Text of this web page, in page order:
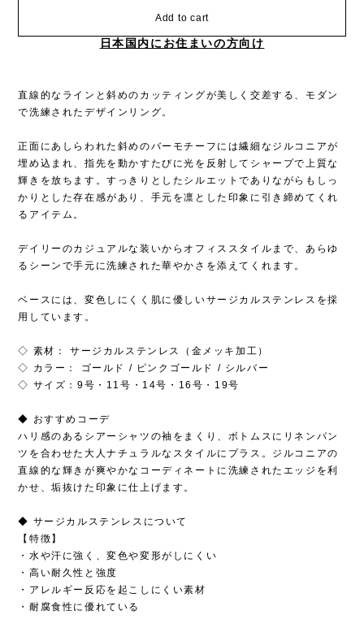
Add to cart
日本国内にお住まいの方向け
直線的なラインと斜めのカッティングが美しく交差する、モダン
で洗練されたデザインリング。
正面にあしらわれた斜めのバーモチーフには繊細なジルコニアが
埋め込まれ、指先を動かすたびに光を反射してシャープで上質な
輝きを放ちます。すっきりとしたシルエットでありながらもしっ
かりとした存在感があり、手元を凛とした印象に引き締めてくれ
るアイテム。
デイリーのカジュアルな装いからオフィススタイルまで、あらゆ
るシーンで手元に洗練された華やかさを添えてくれます。
ベースには、変色しにくく肌に優しいサージカルステンレスを採
用しています。
◇ 素材： サージカルステンレス（金メッキ加工）
◇ カラー： ゴールド / ピンクゴールド / シルバー
◇ サイズ：9号・11号・14号・16号・19号
◆ おすすめコーデ
ハリ感のあるシアーシャツの袖をまくり、ボトムスにリネンパン
ツを合わせた大人ナチュラルなスタイルにプラス。ジルコニアの
直線的な輝きが爽やかなコーディネートに洗練されたエッジを利
かせ、垢抜けた印象に仕上げます。
◆ サージカルステンレスについて
【特徴】
・水や汗に強く、変色や変形がしにくい
・高い耐久性と強度
・アレルギー反応を起こしにくい素材
・耐腐食性に優れている